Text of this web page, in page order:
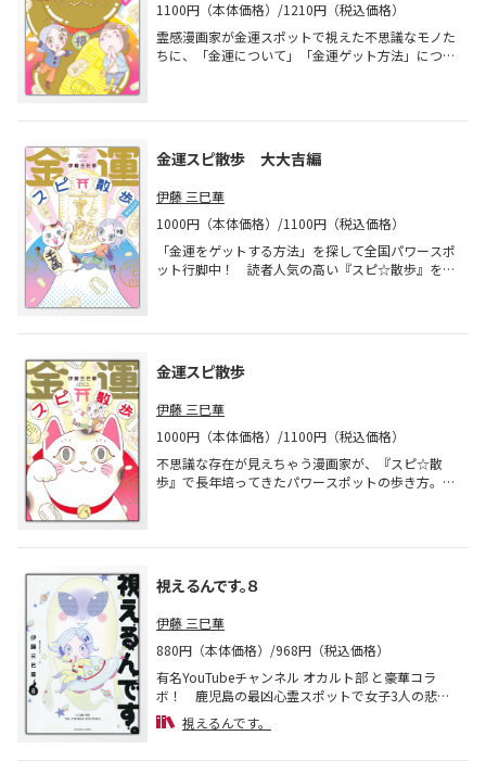
1100円（本体価格）/1210円（税込価格）
霊感漫画家が金運スポットで視えた不思議なモノた
ちに、「金運について」「金運ゲット方法」につい
金運スピ散歩 大大吉編
伊藤 三巳華
1000円（本体価格）/1100円（税込価格）
「金運をゲットする方法」を探して全国パワースポ
ット行脚中！ 読者人気の高い『スピ☆散歩』を
金運スピ散歩
伊藤 三巳華
1000円（本体価格）/1100円（税込価格）
不思議な存在が見えちゃう漫画家が、『スピ☆散
歩』で長年培ってきたパワースポットの歩き方。20
視えるんです。８
伊藤 三巳華
880円（本体価格）/968円（税込価格）
有名YouTubeチャンネル オカルト部 と豪華コラ
ボ！ 鹿児島の最凶心霊スポットで女子3人の悲鳴
が轟く！ さらに親族がバタバタと亡くなった伊藤
家の凶事についてついに描いた前後編も収録。大人
視えるんです。